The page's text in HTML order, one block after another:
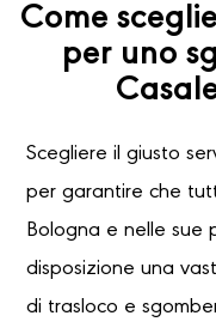
Come
per uno
Scegliere il giusto
per garantire che
Bologna e nelle sue
disposizione una
di trasloco e